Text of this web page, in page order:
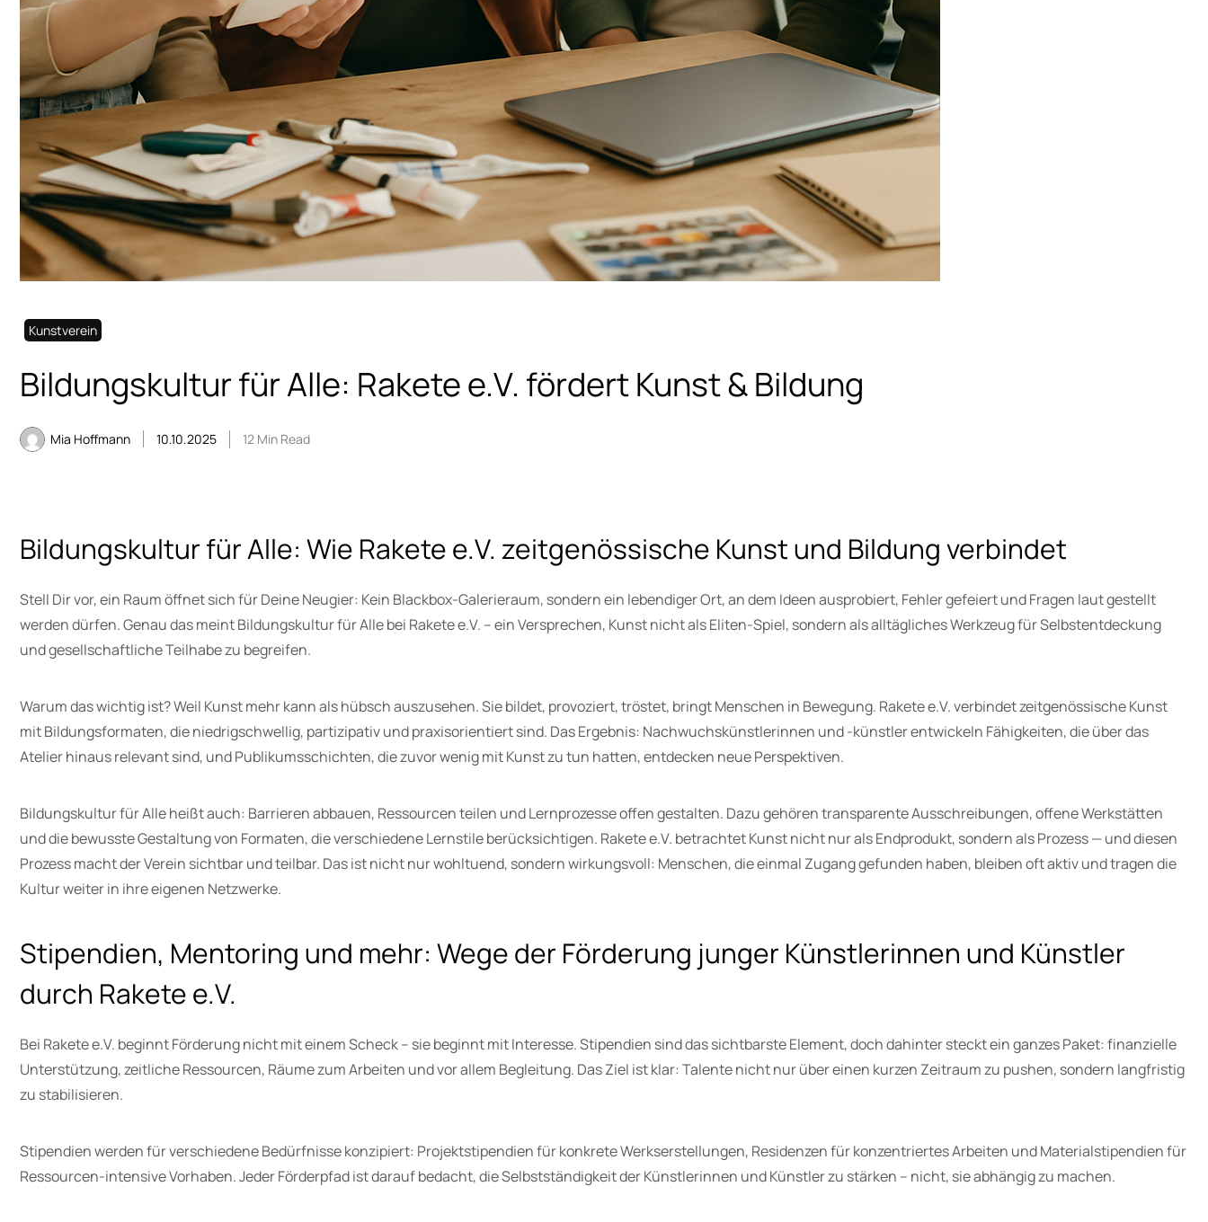
Kunstverein
Bildungskultur für Alle: Rakete e.V. fördert Kunst & Bildung
Mia Hoffmann 10.10.2025 12 Min Read
Bildungskultur für Alle: Wie Rakete e.V. zeitgenössische Kunst und Bildung verbindet
Stell Dir vor, ein Raum öffnet sich für Deine Neugier: Kein Blackbox-Galerieraum, sondern ein lebendiger Ort, an dem Ideen ausprobiert, Fehler gefeiert und Fragen laut gestellt
werden dürfen. Genau das meint Bildungskultur für Alle bei Rakete e.V. – ein Versprechen, Kunst nicht als Eliten-Spiel, sondern als alltägliches Werkzeug für Selbstentdeckung
und gesellschaftliche Teilhabe zu begreifen.
Warum das wichtig ist? Weil Kunst mehr kann als hübsch auszusehen. Sie bildet, provoziert, tröstet, bringt Menschen in Bewegung. Rakete e.V. verbindet zeitgenössische Kunst
mit Bildungsformaten, die niedrigschwellig, partizipativ und praxisorientiert sind. Das Ergebnis: Nachwuchskünstlerinnen und -künstler entwickeln Fähigkeiten, die über das
Atelier hinaus relevant sind, und Publikumsschichten, die zuvor wenig mit Kunst zu tun hatten, entdecken neue Perspektiven.
Bildungskultur für Alle heißt auch: Barrieren abbauen, Ressourcen teilen und Lernprozesse offen gestalten. Dazu gehören transparente Ausschreibungen, offene Werkstätten
und die bewusste Gestaltung von Formaten, die verschiedene Lernstile berücksichtigen. Rakete e.V. betrachtet Kunst nicht nur als Endprodukt, sondern als Prozess — und diesen
Prozess macht der Verein sichtbar und teilbar. Das ist nicht nur wohltuend, sondern wirkungsvoll: Menschen, die einmal Zugang gefunden haben, bleiben oft aktiv und tragen die
Kultur weiter in ihre eigenen Netzwerke.
Stipendien, Mentoring und mehr: Wege der Förderung junger Künstlerinnen und Künstler
durch Rakete e.V.
Bei Rakete e.V. beginnt Förderung nicht mit einem Scheck – sie beginnt mit Interesse. Stipendien sind das sichtbarste Element, doch dahinter steckt ein ganzes Paket: finanzielle
Unterstützung, zeitliche Ressourcen, Räume zum Arbeiten und vor allem Begleitung. Das Ziel ist klar: Talente nicht nur über einen kurzen Zeitraum zu pushen, sondern langfristig
zu stabilisieren.
Stipendien werden für verschiedene Bedürfnisse konzipiert: Projektstipendien für konkrete Werkserstellungen, Residenzen für konzentriertes Arbeiten und Materialstipendien für
Ressourcen-intensive Vorhaben. Jeder Förderpfad ist darauf bedacht, die Selbstständigkeit der Künstlerinnen und Künstler zu stärken – nicht, sie abhängig zu machen.